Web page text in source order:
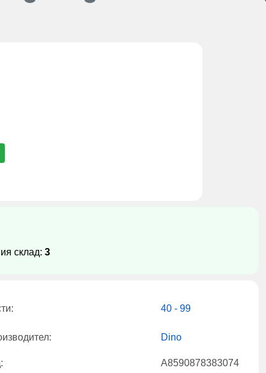
склад: 3
40 - 99
Dino
A8590878383074